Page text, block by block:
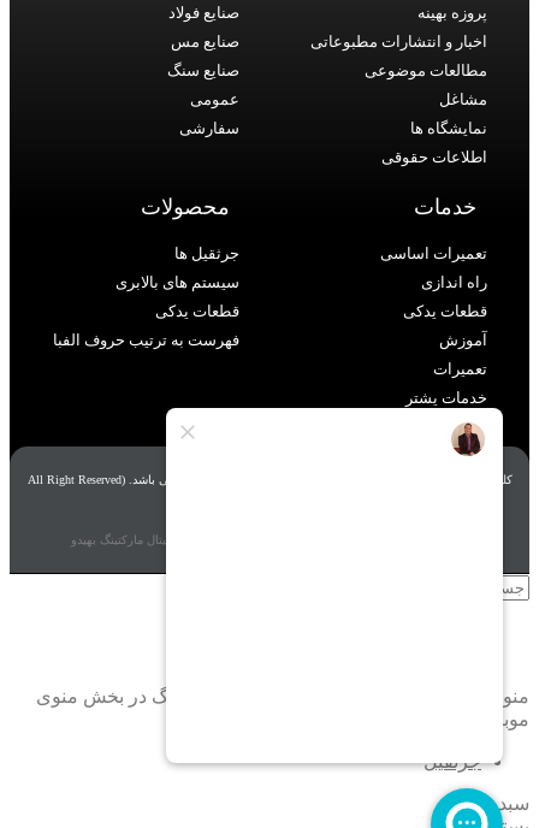
پروزه بهینه
اخبار و انتشارات مطبوعاتی
مطالعات موضوعی
مشاغل
نمایشگاه ها
اطلاعات حقوقی
صنایع فولاد
صنایع مس
صنایع سنگ
عمومی
سفارشی
خدمات
تعمیرات اساسی
راه اندازی
قطعات یدکی
آموزش
تعمیرات
خدمات یشتر
محصولات
جرثقیل ها
سیستم های بالابری
قطعات یدکی
فهرست به ترتیب حروف الفبا
کلیه حقوق مادی و معنوی سایت متعلق به شرکت آریا بهینه زیگورات می باشد. (All Right Reserved
آژانس دیجیتال مارکتینگ بهیدو
منوی دسته بندی های خود را در تنظیمات سربرگ در بخش منوی
موبایل مشخص کنید.
جرثقیل
سبد خرید